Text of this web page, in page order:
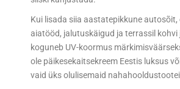
Kui lisada siia aastatepikkune autosõit,
aiatööd, jalutuskäigud ja terrassil kohvi
koguneb UV-koormus
ole päikesekaitsekreem Eestis luksus
vaid üks olulisemaid